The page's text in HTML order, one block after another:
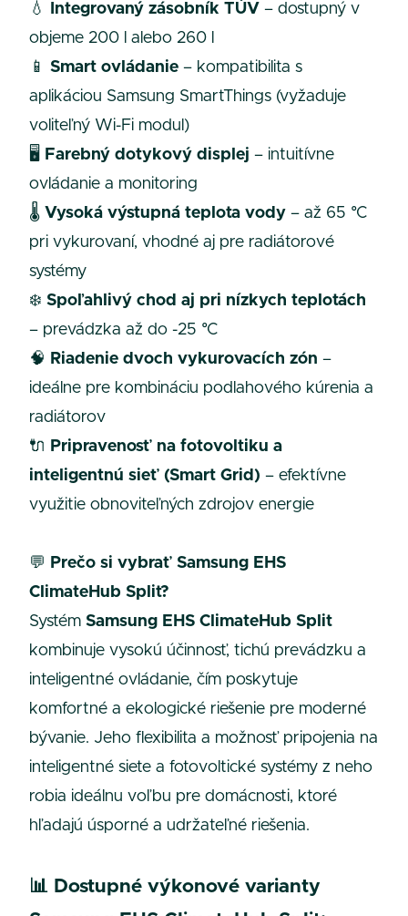
💧
Integrovaný zásobník TÚV – dostupný v
objeme 200 l alebo 260 l
📱 Smart ovládanie – kompatibilita s
aplikáciou Samsung SmartThings (vyžaduje
voliteľný Wi-Fi modul)
🖥️
Farebný dotykový displej – intuitívne
ovládanie a monitoring
🌡️ Vysoká výstupná teplota vody – až 65 °C
pri vykurovaní, vhodné aj pre radiátorové
systémy
❄️ Spoľahlivý chod aj pri nízkych teplotách
– prevádzka až do -25 °C
🧠
Riadenie dvoch vykurovacích zón –
ideálne pre kombináciu podlahového kúrenia a
radiátorov
🔌
Pripravenosť na fotovoltiku a
inteligentnú sieť (Smart Grid) – efektívne
využitie obnoviteľných zdrojov energie
💬
Prečo si vybrať Samsung EHS
ClimateHub Split?
Systém Samsung EHS ClimateHub Split
kombinuje vysokú účinnosť, tichú prevádzku a
inteligentné ovládanie, čím poskytuje
komfortné a ekologické riešenie pre moderné
bývanie. Jeho flexibilita a možnosť pripojenia na
inteligentné siete a fotovoltické systémy z neho
robia ideálnu voľbu pre domácnosti, ktoré
hľadajú úsporné a udržateľné riešenia.
📊 Dostupné výkonové varianty